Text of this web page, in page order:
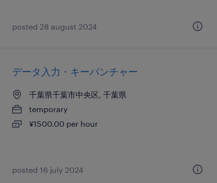
posted 28 august 2024
データ入力・キーパンチャー
千葉県千葉市中央区, 千葉県
temporary
¥1500.00 per hour
posted 16 july 2024